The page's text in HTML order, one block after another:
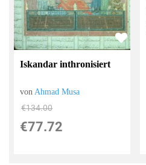
Iskandar inthronisiert
vonAhmad Musa
€134.00
€77.72